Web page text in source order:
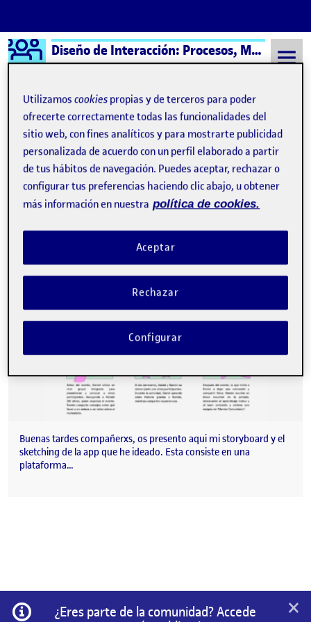
Saltar al contenido
Logo Ágora Diseño de Interacción: Procesos, Métodos y Técnicas – Aula 1
Semestre 20241 - Aula 1 21 Enero, 2025
21 Enero, 2025
Publicado por
María Reina Vera
Fecha de publicación
-comentario
Buenas tardes compañerxs, os presento aqui mi storyboard y el
sketching de la app que he ideado. Esta consiste en una
plataforma…
Información
¿Eres parte de la comunidad? Accede
×
Utilizamoscookies propias y de terceros para poder
ofrecerte correctamente todas las funcionalidades del
sitio web, con fines analíticos y para mostrarte publicidad
personalizada de acuerdo con un perfil elaborado a partir
de tus hábitos de navegación. Puedes aceptar, rechazar o
configurar tus preferencias haciendo clic abajo, u obtener
más información en nuestra política de cookies.
Rechazar
Aceptar
Configurar